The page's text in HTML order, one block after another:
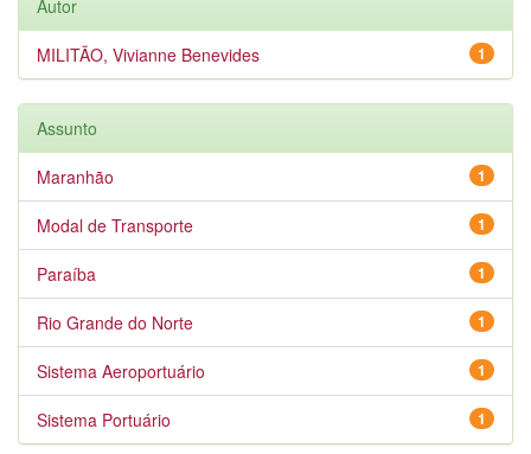
Autor
1
MILITÃO, Vivianne Benevides
Assunto
1
Maranhão
1
Modal de Transporte
1
Paraíba
1
Rio Grande do Norte
1
Sistema Aeroportuário
1
Sistema Portuário